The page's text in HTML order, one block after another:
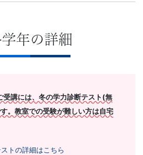
年の詳細
受講には、冬の学力診断テスト(無
。教室での受験が難しい方は自宅
トの詳細はこちら